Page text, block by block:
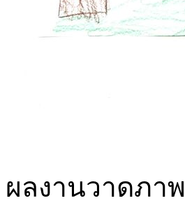
ผลงานวาดภา